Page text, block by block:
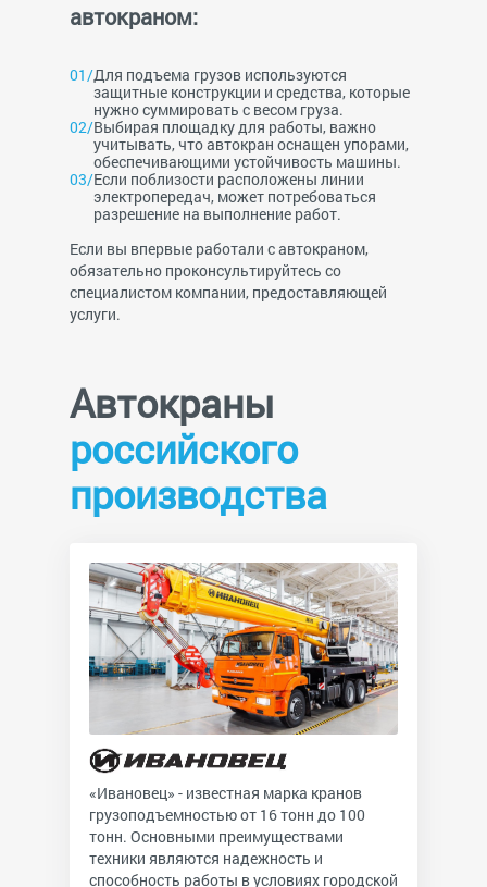
автокраном:
Для подъема грузов используются
защитные конструкции и средства, которые
нужно суммировать с весом груза.
Выбирая площадку для работы, важно
учитывать, что автокран оснащен упорами,
обеспечивающими устойчивость машины.
Если поблизости расположены линии
электропередач, может потребоваться
разрешение на выполнение работ.
Если вы впервые работали с автокраном,
обязательно проконсультируйтесь со
специалистом компании, предоставляющей
услуги.
Автокраны
российского
производства
«Ивановец» - известная марка кранов
грузоподъемностью от 16 тонн до 100
тонн. Основными преимуществами
техники являются надежность и
способность работы в условиях городской